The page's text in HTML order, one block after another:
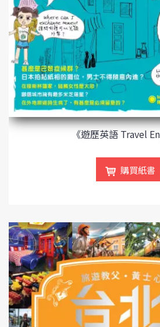
《遊歷英語 Travel
購買紙書